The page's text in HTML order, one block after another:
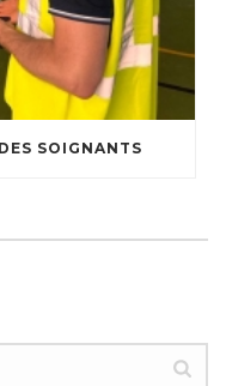
SOIGNANTS